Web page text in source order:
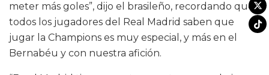
meter más goles”, dijo el brasileño, recordando que
todos los jugadores del Real Madrid saben que
jugar la Champions es muy especial, y más en el
Bernabéu y con nuestra afición.